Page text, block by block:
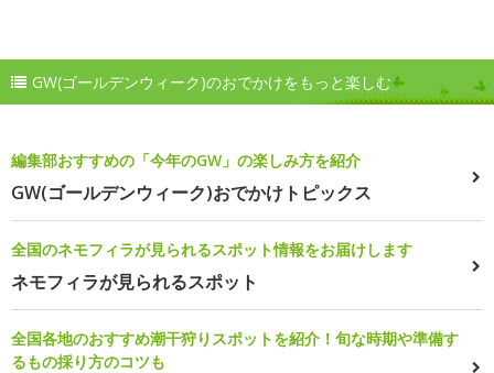
GW(ゴールデンウィーク)のおでかけをもっと楽しむ
編集部おすすめの「今年のGW」の楽しみ方を紹介
GW(ゴールデンウィーク)おでかけトピックス
全国のネモフィラが見られるスポット情報をお届けします
ネモフィラが見られるスポット
全国各地のおすすめ潮干狩りスポットを紹介！旬な時期や準備す
るもの採り方のコツも